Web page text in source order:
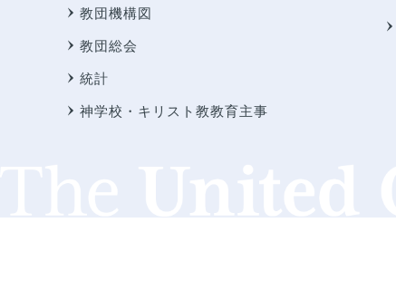
教団機構図
教団総会
統計
神学校・キリスト教教育主事